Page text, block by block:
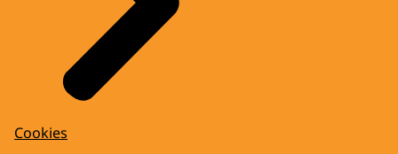
Cookies